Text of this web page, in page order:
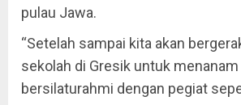
pulau Jawa.
“Setelah sampai kita akan
sekolah di Gresik untuk
bersilaturahmi dengan pegiat